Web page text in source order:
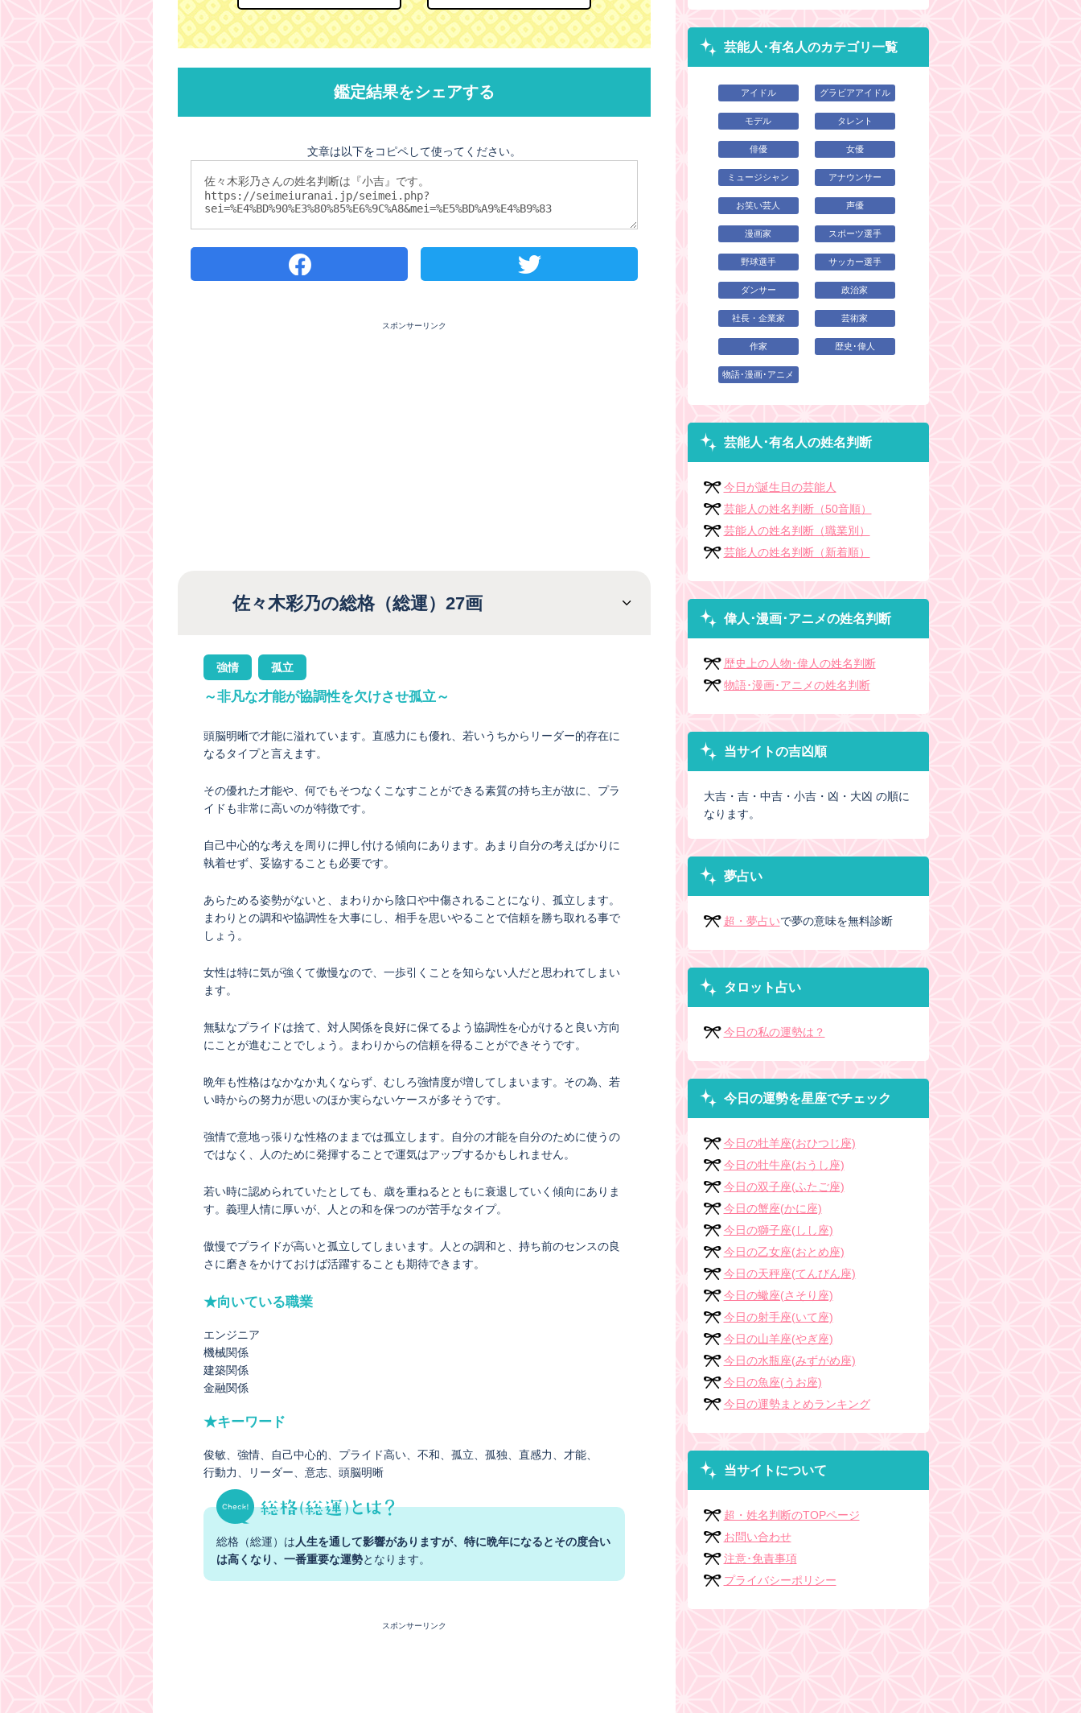
鑑定結果をシェアする
文章は以下をコピペして使ってください。
スポンサーリンク
佐々木彩乃の総格（総運）27画
強情 孤立
～非凡な才能が協調性を欠けさせ孤立～
頭脳明晰で才能に溢れています。直感力にも優れ、若いうちからリーダー的存在に
なるタイプと言えます。
その優れた才能や、何でもそつなくこなすことができる素質の持ち主が故に、プラ
イドも非常に高いのが特徴です。
自己中心的な考えを周りに押し付ける傾向にあります。あまり自分の考えばかりに
執着せず、妥協することも必要です。
あらためる姿勢がないと、まわりから陰口や中傷されることになり、孤立します。
まわりとの調和や協調性を大事にし、相手を思いやることで信頼を勝ち取れる事で
しょう。
女性は特に気が強くて傲慢なので、一歩引くことを知らない人だと思われてしまい
ます。
無駄なプライドは捨て、対人関係を良好に保てるよう協調性を心がけると良い方向
にことが進むことでしょう。まわりからの信頼を得ることができそうです。
晩年も性格はなかなか丸くならず、むしろ強情度が増してしまいます。その為、若
い時からの努力が思いのほか実らないケースが多そうです。
強情で意地っ張りな性格のままでは孤立します。自分の才能を自分のために使うの
ではなく、人のために発揮することで運気はアップするかもしれません。
若い時に認められていたとしても、歳を重ねるとともに衰退していく傾向にありま
す。義理人情に厚いが、人との和を保つのが苦手なタイプ。
傲慢でプライドが高いと孤立してしまいます。人との調和と、持ち前のセンスの良
さに磨きをかけておけば活躍することも期待できます。
★向いている職業
エンジニア
機械関係
建築関係
金融関係
★キーワード
俊敏 強情 自己中心的 プライド高い 不和 孤立 孤独 直感力
才能
行動力
リーダー 意志 頭脳明晰
総格（総運）は人生を通して影響がありますが、特に晩年になるとその度合い
は高くなり、一番重要な運勢となります。
スポンサーリンク
芸能人･有名人のカテゴリ一覧
アイドル グラビアアイドル
モデル タレント
俳優 女優
ミュージシャン アナウンサー
お笑い芸人 声優
漫画家 スポーツ選手
野球選手 サッカー選手
ダンサー 政治家
社長・企業家 芸術家
作家 歴史･偉人
物語･漫画･アニメ
芸能人･有名人の姓名判断
今日が誕生日の芸能人
芸能人の姓名判断（50音順）
芸能人の姓名判断（職業別）
芸能人の姓名判断（新着順）
偉人･漫画･アニメの姓名判断
歴史上の人物･偉人の姓名判断
物語･漫画･アニメの姓名判断
当サイトの吉凶順
大吉・吉・中吉・小吉・凶・大凶 の順に
なります。
夢占い
超・夢占いで夢の意味を無料診断
タロット占い
今日の私の運勢は？
今日の運勢を星座でチェック
今日の牡羊座(おひつじ座)
今日の牡牛座(おうし座)
今日の双子座(ふたご座)
今日の蟹座(かに座)
今日の獅子座(しし座)
今日の乙女座(おとめ座)
今日の天秤座(てんびん座)
今日の蠍座(さそり座)
今日の射手座(いて座)
今日の山羊座(やぎ座)
今日の水瓶座(みずがめ座)
今日の魚座(うお座)
今日の運勢まとめランキング
当サイトについて
超・姓名判断のTOPページ
お問い合わせ
注意･免責事項
プライバシーポリシー